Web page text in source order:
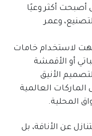
أكثر وعيًا
وعمر
لاستخدام خامات
أو الأقمشة
الأنيق
الماركات العالمية
المحلية.
عن الأناقة، بل